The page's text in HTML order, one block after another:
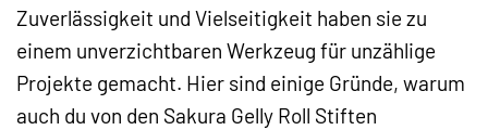
Zuverlässigkeit und Vielseitigkeit haben sie zu
einem unverzichtbaren Werkzeug für unzählige
Projekte gemacht. Hier sind einige Gründe, warum
auch du von den Sakura Gelly Roll Stiften